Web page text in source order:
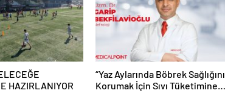
HAZIRLANIYOR
“Yaz Aylarında Böbrek Sağlığını
Korumak İçin Sıvı Tüketimine